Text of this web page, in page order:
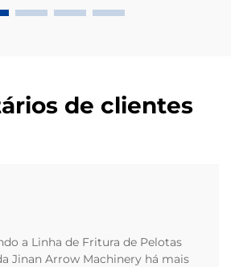
de clientes
a Linha de Fritura de Pelotas
Jinan Arrow Machinery há mais